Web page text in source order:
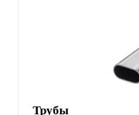
Трубы